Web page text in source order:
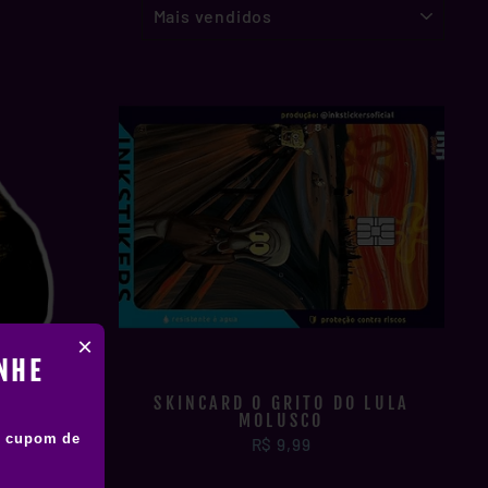
×
cupom de
SKINCARD O GRITO DO LULA
MOLUSCO
R$ 9,99